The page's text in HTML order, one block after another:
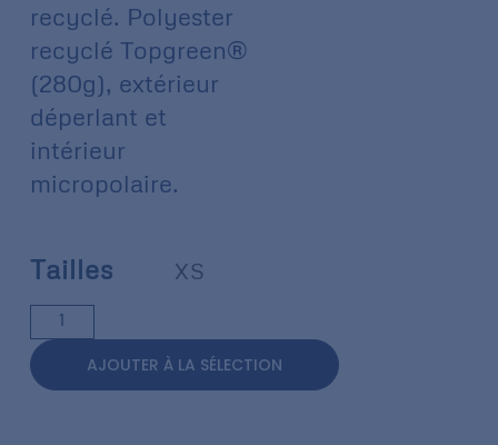
recyclé. Polyester
recyclé Topgreen®
(280g), extérieur
déperlant et
intérieur
micropolaire.
Tailles XS
AJOUTER À LA SÉLECTION